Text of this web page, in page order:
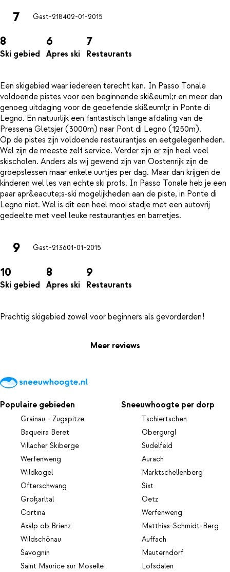
7 Gast-218402-01-2015
8
Ski gebied
6
Apres ski
7
Restaurants
Een skigebied waar iedereen terecht kan. In Passo Tonale
voldoende pistes voor een beginnende ski&euml;r en meer dan
genoeg uitdaging voor de geoefende ski&euml;r in Ponte di
Legno. En natuurlijk een fantastisch lange afdaling van de
Pressena Gletsjer (3000m) naar Pont di Legno (1250m).
Op de pistes zijn voldoende restaurantjes en eetgelegenheden.
Wel zijn de meeste zelf service. Verder zijn er zijn heel veel
skischolen. Anders als wij gewend zijn van Oostenrijk zijn de
groepslessen maar enkele uurtjes per dag. Maar dan krijgen de
kinderen wel les van echte ski profs. In Passo Tonale heb je een
paar apr&eacute;s-ski mogelijkheden aan de piste, in Ponte di
Legno niet. Wel is dit een heel mooi stadje met een autovrij
9 Gast-213601-01-2015
10
Ski gebied
8
Apres ski
9
Restaurants
Meer reviews
Populaire gebieden
Grainau - Zugspitze
Baqueira Beret
Villacher Skiberge
Werfenweng
Wildkogel
Ofterschwang
Großarltal
Cortina
Axalp ob Brienz
Wildschönau
Savognin
Saint Maurice sur Moselle
Sneeuwhoogte per dorp
Tschiertschen
Obergurgl
Sudelfeld
Aurach
Marktschellenberg
Sixt
Oetz
Werfenweng
Matthias-Schmidt-Berg
Auffach
Mauterndorf
Lofsdalen